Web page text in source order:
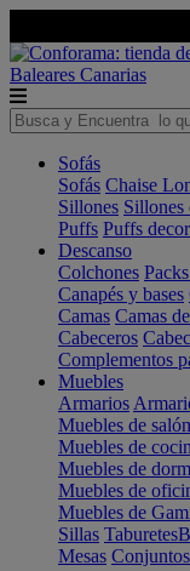
Baleares Canarias
Sofás
Sofás Chaise
Sillones Sillones
Puffs Puffs
Descanso
Colchones
Canapés y bases
Camas Camas
Cabeceros
Complementos
Muebles
Armarios
Muebles de salón
Muebles de
Muebles de
Muebles de
Muebles de
Sillas Taburetes
Mesas